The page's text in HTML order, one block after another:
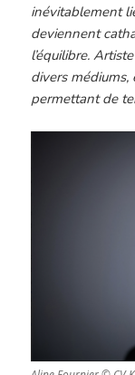
inévitablement
deviennent
l’équilibre.
divers médiums,
permettant de